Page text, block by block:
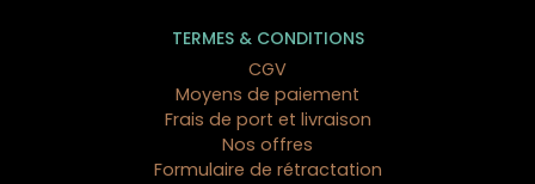
TERMES & CONDITIONS
CGV
Moyens de paiement
Frais de port et livraison
Nos offres
Formulaire de rétractation